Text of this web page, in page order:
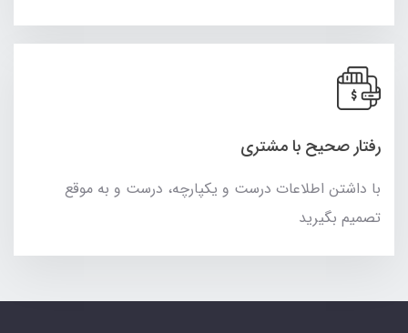
رفتار صحیح با مشتری
با داشتن اطلاعات درست و یکپارچه، درست و به موقع
تصمیم بگیرید